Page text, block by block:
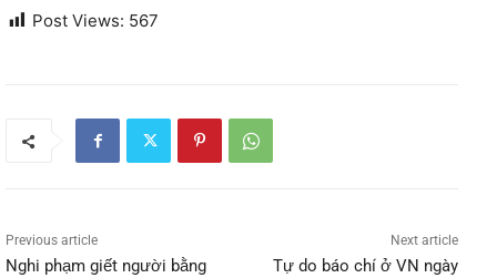
Post Views: 567
Previous article
Nghi phạm giết người bằng
Next article
Tự do báo chí ở VN ngày